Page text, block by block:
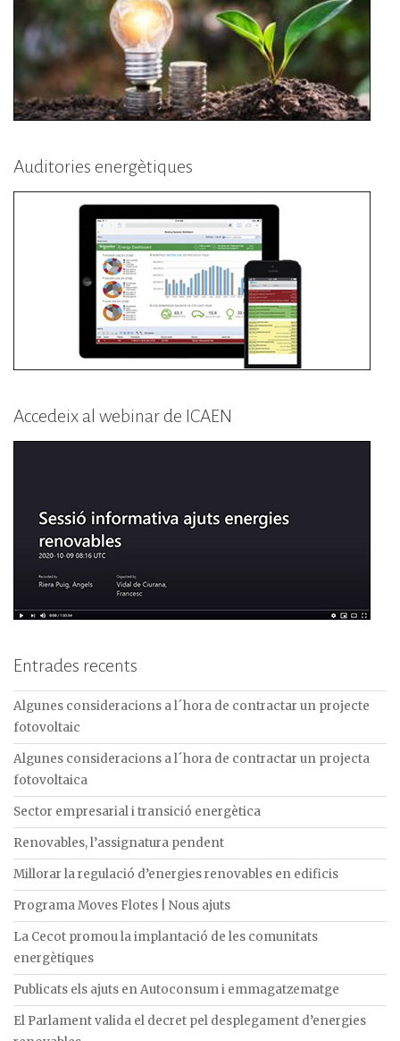
Auditories energètiques
Accedeix al webinar de ICAEN
Entrades recents
Algunes consideracions a l´hora de contractar un projecte
fotovoltaic
Algunes consideracions a l´hora de contractar un projecta
fotovoltaica
Sector empresarial i transició energètica
Renovables, l’assignatura pendent
Millorar la regulació d’energies renovables en edificis
Programa Moves Flotes | Nous ajuts
La Cecot promou la implantació de les comunitats
energètiques
Publicats els ajuts en Autoconsum i emmagatzematge
El Parlament valida el decret pel desplegament d’energies